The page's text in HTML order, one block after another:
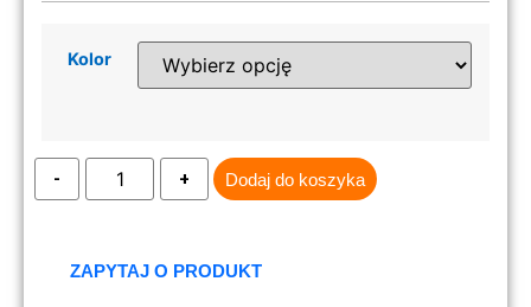
Kolor
Dodaj do koszyka
ZAPYTAJ O PRODUKT